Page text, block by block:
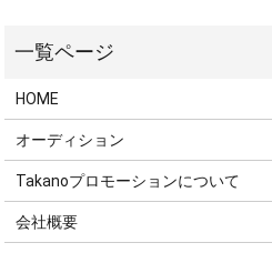
HOME
オーディション
Takanoプロモーションについて
会社概要